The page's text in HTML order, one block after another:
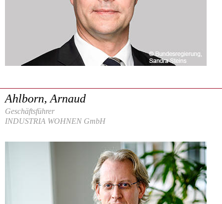
Ahlborn, Arnaud
Geschäftsführer
INDUSTRIA WOHNEN GmbH